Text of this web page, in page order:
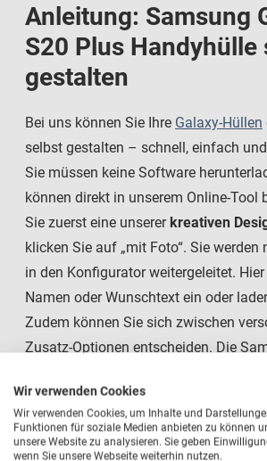
Anleitung: Samsung
S20 Plus Handyhülle
gestalten
Bei uns können Sie Ihre Galaxy-Hüllen
selbst gestalten – schnell, einfach
Sie müssen keine Software
können direkt in unserem Online-Tool
Sie zuerst eine unserer kreativen
klicken Sie auf „mit Foto“. Sie
in den Konfigurator weitergeleitet. Hier
Namen oder Wunschtext ein oder
Zudem können Sie sich zwischen
Zusatz-Optionen entscheiden. Die
der Gestaltung in der
werden wir die Tasche genau nach
Vorgaben bedrucken. In der Regel
Wir verwenden Cookies
Wir verwenden Cookies, um Inhalte und
Funktionen für soziale Medien anbieten zu können
unsere Website zu analysieren. Sie geben
wenn Sie unsere Webseite weiterhin nutzen.